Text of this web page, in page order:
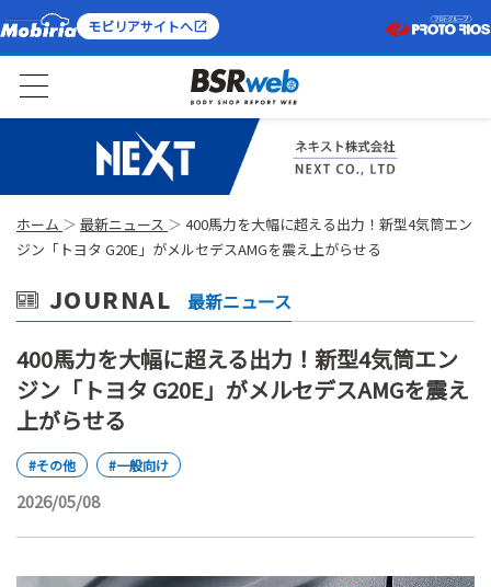
モビリアサイトへ
ホーム 最新ニュース
400馬力を大幅に超える出力！新型4気筒エン
ジン「トヨタ G20E」がメルセデスAMGを震え上がらせる
JOURNAL 最新ニュース
400馬力を大幅に超える出力！新型4気筒エン
ジン「トヨタ G20E」がメルセデスAMGを震え
上がらせる
#その他 #一般向け
2026/05/08